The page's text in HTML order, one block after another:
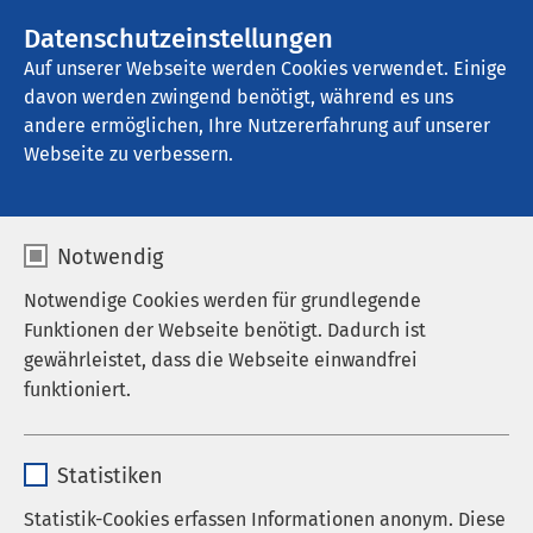
Datenschutzeinstellungen
Auf unserer Webseite werden Cookies verwendet. Einige
davon werden zwingend benötigt, während es uns
andere ermöglichen, Ihre Nutzererfahrung auf unserer
Webseite zu verbessern.
Notwendig
Notwendige Cookies werden für grundlegende
Funktionen der Webseite benötigt. Dadurch ist
gewährleistet, dass die Webseite einwandfrei
funktioniert.
Anbieter sgalinski
Statistiken
Statistik-Cookies erfassen Informationen anonym. Diese
AMEOS Poliklinika Torgelow
Impressum
AMEOS Poliklinikum Vorpommern GmbH
Ravensteinstraße 23
Tel.: +49 39771 41 651